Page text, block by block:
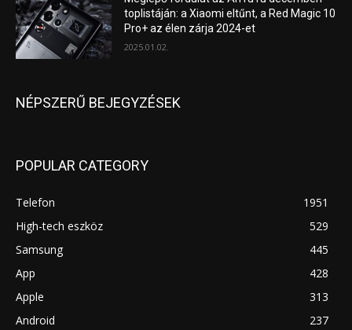
toplistáján: a Xiaomi eltűnt, a Red Magic 10
Pro+ az élen zárja 2024-et
2025.01.02.
NÉPSZERŰ BEJEGYZÉSEK
POPULAR CATEGORY
Telefon
1951
High-tech eszköz
529
Samsung
445
App
428
Apple
313
Android
237